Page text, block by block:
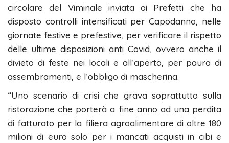
circolare del Viminale inviata ai Prefetti che ha
disposto controlli intensificati per Capodanno, nelle
giornate festive e prefestive, per verificare il rispetto
delle ultime disposizioni anti Covid, ovvero anche il
divieto di feste nei locali e all’aperto, per paura di
assembramenti, e l’obbligo di mascherina.
“Uno scenario di crisi che grava soprattutto sulla
ristorazione che porterà a fine anno ad una perdita
di fatturato per la filiera agroalimentare di oltre 180
milioni di euro solo per i mancati acquisti in cibi e